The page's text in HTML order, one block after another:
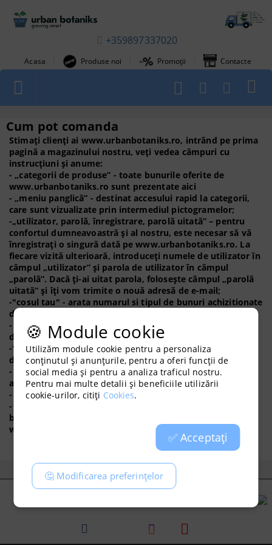
+359897337020
Acasa Produse noi Promoții Contacte
Cum pot comanda
Stimați clienți ai www.urbanbotaniks.ro, intrând pe prima
pagină a magazinului nostru, veți vedea câmpuri cu
instrucțiuni și anume:
- „categorii de produse” - toate bunurile oferite de
www.urbanbotaniks.ro sunt prezentate aici
- „meniu panglică” - destinat accesului rapid la categorii,
care sunt vizualizate prin intermediul pictogramelor;
-„utilizator, parolă, înregistrare, parolă uitată” – pentru
confortul dumneavoastră și al nostru, este necesar să vă
înregistrați o singură dată pe www.urbanbotaniks.ro. La
fiecare vizită ulterioară, introduceți numele de utilizator în
câmpul „utilizator” și parola de utilizator în câmpul
„parolă”. Dacă ți-ai uitat parola, folosește câmpul „parolă
uitată” și îți vom trimite o nouă adresă de e-mail;
-"cosul tau" - arata numarul si tipul de bunuri achizitionate
de tine;
- „căutare” - puteți căuta mărfuri după marcă, cod sau
descriere;
-"brands" - pentru comoditatea ta, aici poti scoate marfa
de la o anumita marca;
- „bunuri promoționale” - sunt afișate toate bunurile care
au o promoție pentru perioada;
- „bunuri noi” - directorul produselor nou introduse;
- Domeniul de știri „RSS” - oferă informații la zi despre
bunuri promoționale, produse noi și știri legate de
www.urbanbotaniks.ro;
🍪 Module cookie
Utilizăm module cookie pentru a personaliza
conținutul și anunțurile, pentru a oferi funcții de
social media și pentru a analiza traficul nostru.
Pentru mai multe detalii și beneficiile utilizării
cookie-urilor, citiți Cookies.
✅ Acceptați
🤔 Modificarea preferințelor